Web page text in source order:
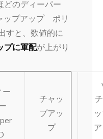
どのディーパー
プアップ ポリ
すと、数値的に
プに軍配が上がり
ー
チャッ
プアッ
プ